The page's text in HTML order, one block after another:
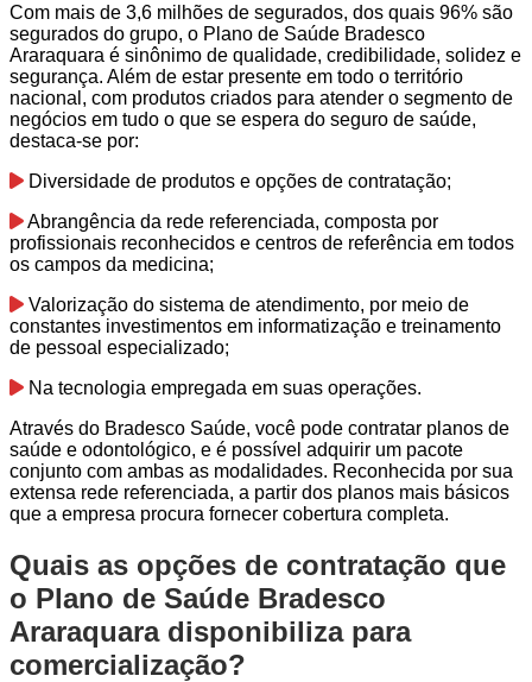
Com mais de 3,6 milhões de segurados, dos quais 96% são
segurados do grupo, o Plano de Saúde Bradesco
Araraquara é sinônimo de qualidade, credibilidade, solidez e
segurança. Além de estar presente em todo o território
nacional, com produtos criados para atender o segmento de
negócios em tudo o que se espera do seguro de saúde,
destaca-se por:
Diversidade de produtos e opções de contratação;
Abrangência da rede referenciada, composta por
profissionais reconhecidos e centros de referência em todos
os campos da medicina;
Valorização do sistema de atendimento, por meio de
constantes investimentos em informatização e treinamento
de pessoal especializado;
Na tecnologia empregada em suas operações.
Através do Bradesco Saúde, você pode contratar planos de
saúde e odontológico, e é possível adquirir um pacote
conjunto com ambas as modalidades. Reconhecida por sua
extensa rede referenciada, a partir dos planos mais básicos
que a empresa procura fornecer cobertura completa.
Quais as opções de contratação que
o Plano de Saúde Bradesco
Araraquara disponibiliza para
comercialização?